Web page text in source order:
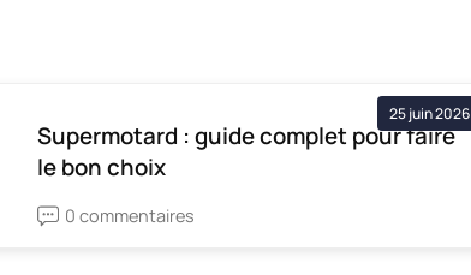
25 juin 2026
Supermotard : guide complet pour faire
le bon choix
0 commentaires